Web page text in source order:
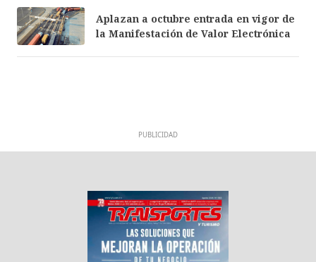
Aplazan a octubre entrada en vigor de
la Manifestación de Valor Electrónica
PUBLICIDAD